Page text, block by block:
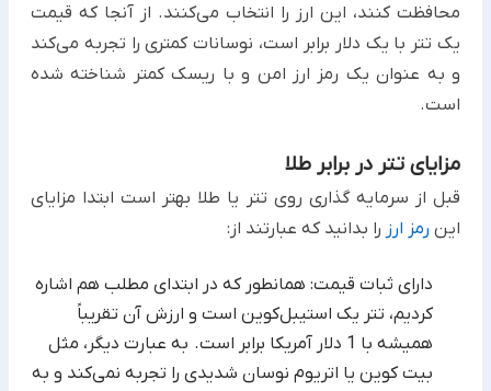
محافظت کنند، این ارز را انتخاب می‌کنند. از آنجا که قیمت
یک تتر با یک ‏دلار برابر است، نوسانات کمتری را تجربه می‌کند
و به عنوان یک رمز ارز امن و با ریسک کمتر شناخته شده
است. ‏
مزایای تتر در برابر طلا
قبل از سرمایه گذاری روی تتر یا طلا بهتر است ابتدا مزایای
این رمز ارز را بدانید که عبارتند از:‏
دارای ثبات قیمت: همانطور که در ابتدای مطلب هم اشاره
کردیم، تتر یک استیبل‌کوین است و ارزش آن تقریباً
همیشه با 1 ‏دلار آمریکا برابر است. به عبارت دیگر، مثل
بیت کوین یا اتریوم نوسان شدیدی را تجربه نمی‌کند و به